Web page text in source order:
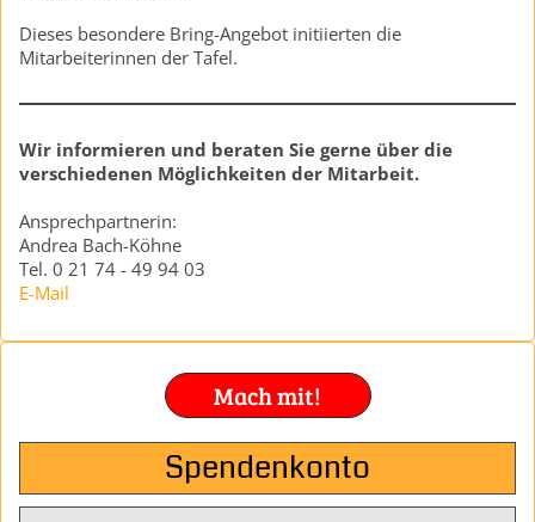
Mach mit!
Spendenkonto
Dieses besondere Bring-Angebot initiierten die
Mitarbeiterinnen der Tafel.
Wir informieren und beraten Sie gerne über die
verschiedenen Möglichkeiten der Mitarbeit.
Ansprechpartnerin:
Andrea Bach-Köhne
Tel. 0 21 74 - 49 94 03
E-Mail